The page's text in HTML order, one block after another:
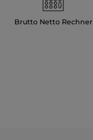
Brutto Netto Rechner